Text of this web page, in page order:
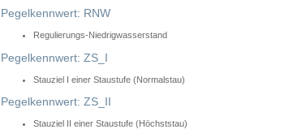
Pegelkennwert: RNW
Regulierungs-Niedrigwasserstand
Pegelkennwert: ZS_I
Stauziel I einer Staustufe (Normalstau)
Pegelkennwert: ZS_II
Stauziel II einer Staustufe (Höchststau)